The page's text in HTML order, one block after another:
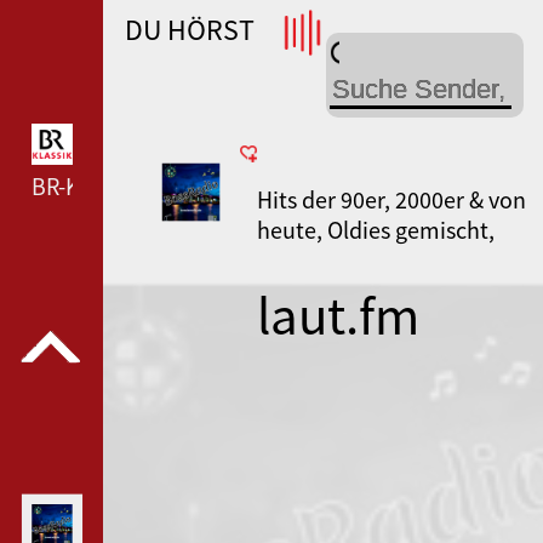
WDR 4 --- WDR 4 ---
BR-KLASSIK --- BR-KLASSIK ---
DU HÖRST
Hits der 90er, 2000er & von
heute, Oldies gemischt,
laut.fm